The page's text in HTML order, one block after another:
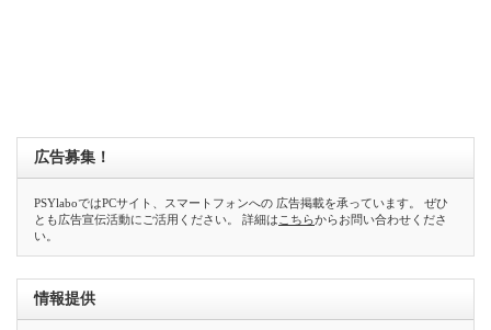
広告募集！
PSYlaboではPCサイト、スマートフォンへの 広告掲載を承っています。 ぜひ
とも広告宣伝活動にご活用ください。 詳細は こちらからお問い合わせくださ
い。
情報提供